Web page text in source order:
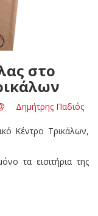
στο
Δημήτρης Παδιός
Κέντρο Τρικάλων,
τα εισιτήρια της